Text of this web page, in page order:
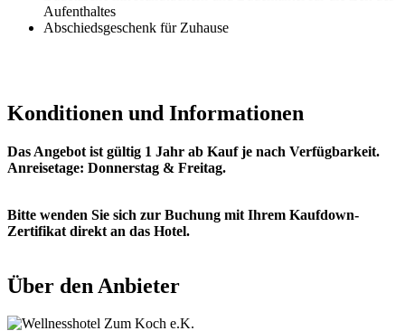
Aufenthaltes
Abschiedsgeschenk für Zuhause
Konditionen und Informationen
Das Angebot ist gültig 1 Jahr ab Kauf je nach Verfügbarkeit.
Anreisetage: Donnerstag & Freitag.
Bitte wenden Sie sich zur Buchung mit Ihrem Kaufdown-
Zertifikat direkt an das Hotel.
Über den Anbieter